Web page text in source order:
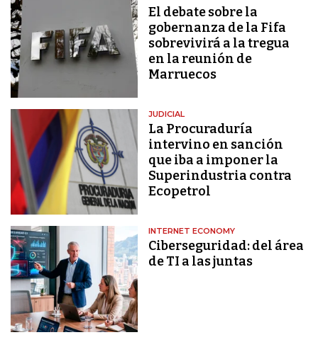
El debate sobre la
gobernanza de la Fifa
sobrevivirá a la tregua
en la reunión de
Marruecos
JUDICIAL
La Procuraduría
intervino en sanción
que iba a imponer la
Superindustria contra
Ecopetrol
INTERNET ECONOMY
Ciberseguridad: del área
de TI a las juntas